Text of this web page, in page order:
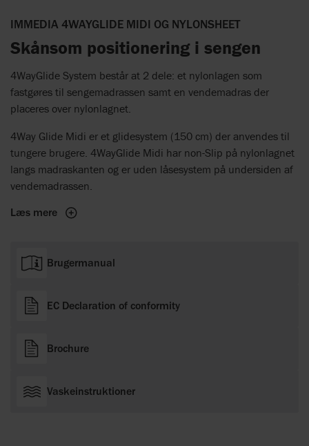
IMMEDIA 4WAYGLIDE MIDI OG NYLONSHEET
Skånsom positionering i sengen
4WayGlide System består at 2 dele: et nylonlagen som
fastgøres til sengemadrassen samt en vendemadras der
placeres over nylonlagnet.
4Way Glide Midi er et glidesystem (150 cm) der anvendes til
tungere brugere. 4WayGlide Midi har non-Slip på nylonlagnet
langs madraskanten og er uden låsesystem på undersiden af
vendemadrassen.
Læs mere
Brugermanual
EC Declaration of conformity
Brochure
Vaskeinstruktioner